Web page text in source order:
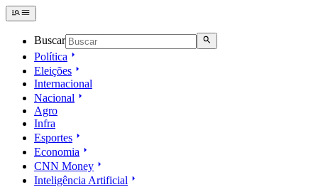
Buscar
Política
Eleições
Internacional
Nacional
Agro
Infra
Esportes
Economia
CNN Money
Inteligência Artificial